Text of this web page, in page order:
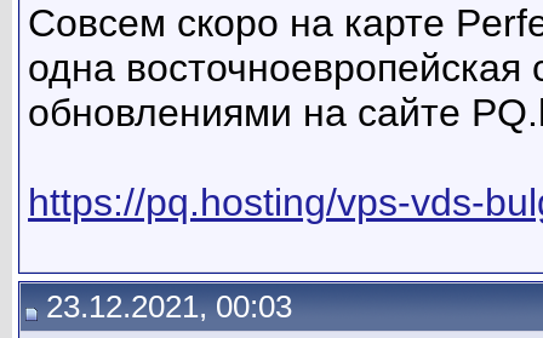
Совсем скоро на карте
одна
обновлениями на сайте
https://pq.hosting/vps-vds-
23.12.2021, 00:03